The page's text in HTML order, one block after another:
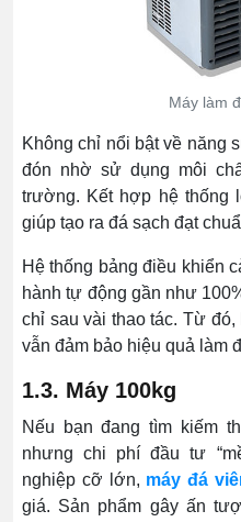
Máy làm
Không chỉ nổi bật về năng
đón nhờ sử dụng môi
trường. Kết hợp hệ thống
giúp tạo ra đá sạch đạt
Hệ thống bảng điều khiển
hành tự động gần như
chỉ sau vài thao tác. Từ
vẫn đảm bảo hiệu quả làm
1.3. Máy 100kg
Nếu bạn đang tìm kiếm
nhưng chi phí đầu tư
nghiệp cỡ lớn, máy đá
giá. Sản phẩm gây ấn